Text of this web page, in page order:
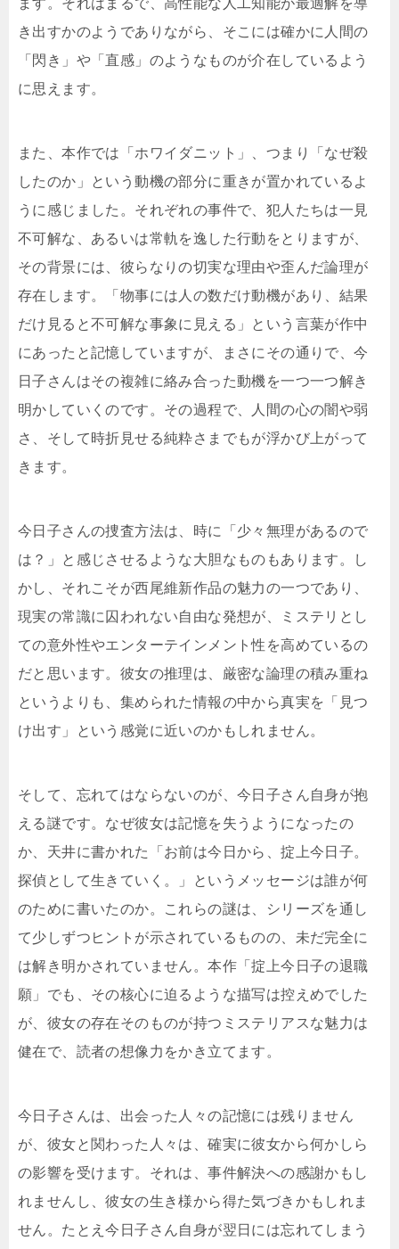
ます。それはまるで、高性能な人工知能が最適解を導
き出すかのようでありながら、そこには確かに人間の
「閃き」や「直感」のようなものが介在しているよう
に思えます。
また、本作では「ホワイダニット」、つまり「なぜ殺
したのか」という動機の部分に重きが置かれているよ
うに感じました。それぞれの事件で、犯人たちは一見
不可解な、あるいは常軌を逸した行動をとりますが、
その背景には、彼らなりの切実な理由や歪んだ論理が
存在します。「物事には人の数だけ動機があり、結果
だけ見ると不可解な事象に見える」という言葉が作中
にあったと記憶していますが、まさにその通りで、今
日子さんはその複雑に絡み合った動機を一つ一つ解き
明かしていくのです。その過程で、人間の心の闇や弱
さ、そして時折見せる純粋さまでもが浮かび上がって
きます。
今日子さんの捜査方法は、時に「少々無理があるので
は？」と感じさせるような大胆なものもあります。し
かし、それこそが西尾維新作品の魅力の一つであり、
現実の常識に囚われない自由な発想が、ミステリとし
ての意外性やエンターテインメント性を高めているの
だと思います。彼女の推理は、厳密な論理の積み重ね
というよりも、集められた情報の中から真実を「見つ
け出す」という感覚に近いのかもしれません。
そして、忘れてはならないのが、今日子さん自身が抱
える謎です。なぜ彼女は記憶を失うようになったの
か、天井に書かれた「お前は今日から、掟上今日子。
探偵として生きていく。」というメッセージは誰が何
のために書いたのか。これらの謎は、シリーズを通し
て少しずつヒントが示されているものの、未だ完全に
は解き明かされていません。本作「掟上今日子の退職
願」でも、その核心に迫るような描写は控えめでした
が、彼女の存在そのものが持つミステリアスな魅力は
健在で、読者の想像力をかき立てます。
今日子さんは、出会った人々の記憶には残りません
が、彼女と関わった人々は、確実に彼女から何かしら
の影響を受けます。それは、事件解決への感謝かもし
れませんし、彼女の生き様から得た気づきかもしれま
せん。たとえ今日子さん自身が翌日には忘れてしまう